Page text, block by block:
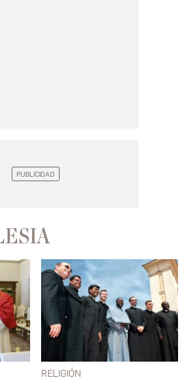
RELIGIÓN